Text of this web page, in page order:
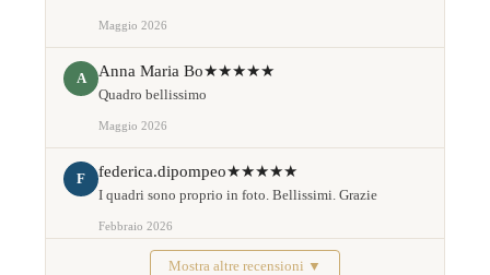
Maggio 2026
A Anna Maria Bo★★★★★
Quadro bellissimo
Maggio 2026
F federica.dipompeo★★★★★
I quadri sono proprio in foto. Bellissimi. Grazie
Febbraio 2026
Mostra altre recensioni ▼